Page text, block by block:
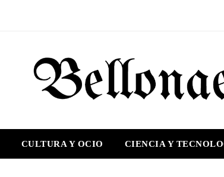
CULTURA Y OCIO CIENCIA Y